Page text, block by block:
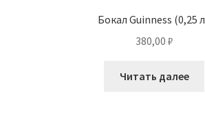
Бокал Guinness (0,25
380,00 ₽
Читать далее